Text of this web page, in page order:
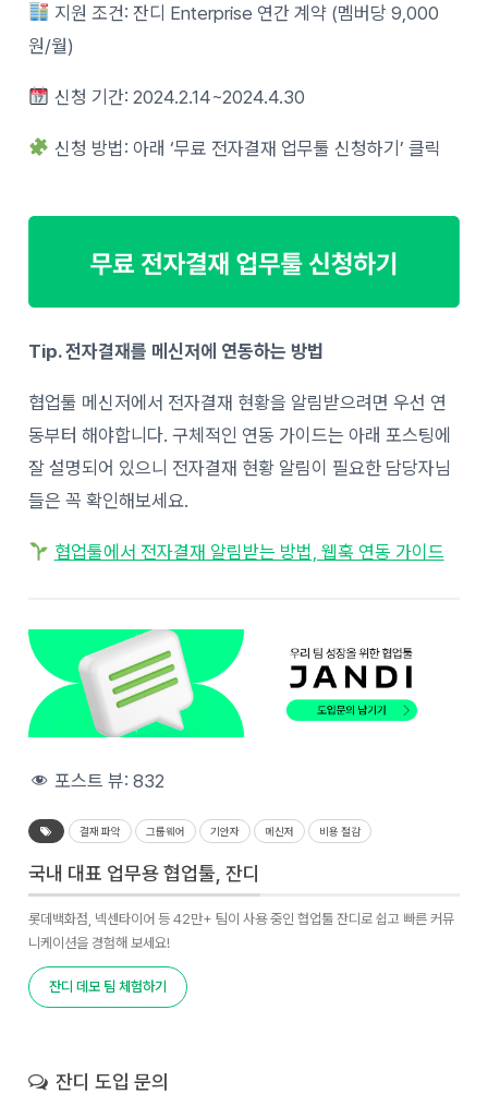
지원 조건: 잔디 Enterprise 연간 계약 (멤버당 9,000
원/월)
신청 기간: 2024.2.14~2024.4.30
신청 방법: 아래 ‘무료 전자결재 업무툴 신청하기’ 클릭
Tip. 전자결재를 메신저에 연동하는 방법
협업툴 메신저에서 전자결재 현황을 알림받으려면 우선 연
동부터 해야합니다. 구체적인 연동 가이드는 아래 포스팅에
잘 설명되어 있으니 전자결재 현황 알림이 필요한 담당자님
들은 꼭 확인해보세요.
협업툴에서 전자결재 알림받는 방법, 웹훅 연동 가이드
포스트 뷰:832
결재 파악 그룹웨어 기안자 메신저 비용 절감
국내 대표 업무용 협업툴, 잔디
롯데백화점, 넥센타이어 등 42만+ 팀이 사용 중인 협업툴 잔디로 쉽고 빠른 커뮤
니케이션을 경험해 보세요!
잔디 데모 팀 체험하기
잔디 도입 문의